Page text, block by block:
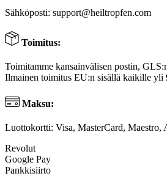
Sähköposti: support@heiltropfen.com
Toimitus:
Toimitamme kansainvälisen postin,
Ilmainen toimitus EU:n sisällä kaikille yli
Maksu:
Luottokortti: Visa, MasterCard, Maestro,
Revolut
Google Pay
Pankkisiirto